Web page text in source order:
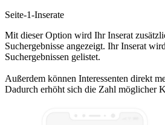
Seite-1-Inserate
Mit dieser Option wird Ihr Inserat
Suchergebnisse angezeigt. Ihr Inserat
Suchergebnissen gelistet.
Außerdem können Interessenten direkt
Dadurch erhöht sich die Zahl möglicher